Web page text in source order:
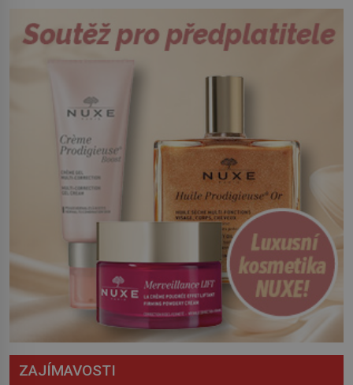
tiára,“ zhodnotil klenot britský politik Sir
Henry Channon (1897–1958), když si […]
jednat. Na další případné řádění barbarů
z východu se chce pečlivě připravit!
Český král Václav I. (1205–1253) přijme
opatření, která mají posílit obranu jeho
království. Zajistit hodlá především
ZAJÍMAVOSTI